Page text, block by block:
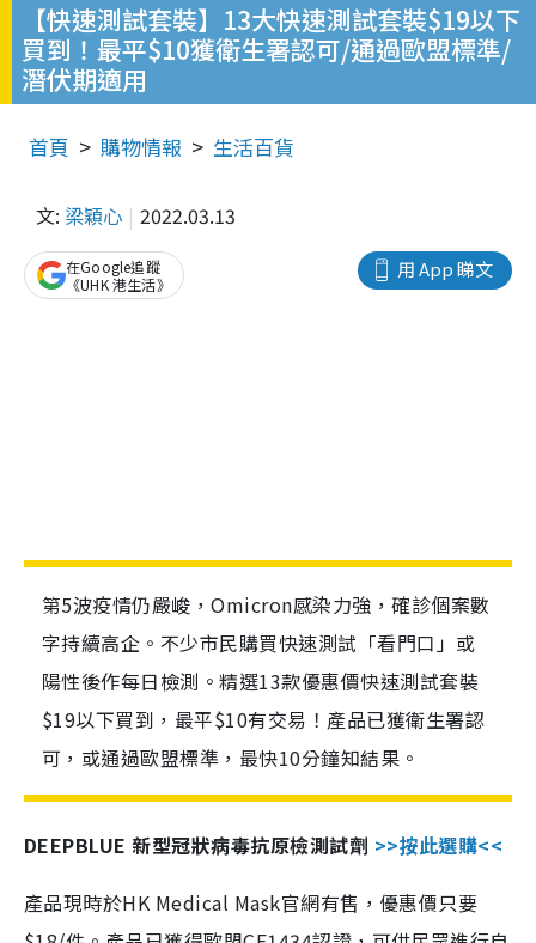
【快速測試套裝】13大快速測試套裝$19以下
買到！最平$10獲衛生署認可/通過歐盟標準/
潛伏期適用
首頁 購物情報 生活百貨
文: 梁穎心 2022.03.13
用 App 睇文
在Google追蹤
《UHK 港生活》
第5波疫情仍嚴峻，Omicron感染力強，確診個案數
字持續高企。不少市民購買快速測試「看門口」或
陽性後作每日檢測。精選13款優惠價快速測試套裝
$19以下買到，最平$10有交易！產品已獲衛生署認
可，或通過歐盟標準，最快10分鐘知結果。
DEEPBLUE 新型冠狀病毒抗原檢測試劑 >>按此選購<<
產品現時於HK Medical Mask官網有售，優惠價只要